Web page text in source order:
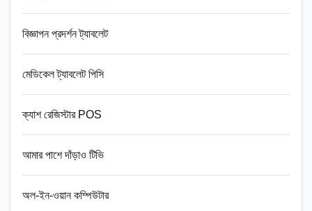
বিজ্ঞাপন প্রদর্শন ট্যাবলেট
মেডিকেল ট্যাবলেট পিসি
ক্যাশ রেজিস্টার POS
আমার পাশে দাঁড়াও টিভি
অল-ইন-ওয়ান কম্পিউটার